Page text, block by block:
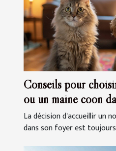
Conseils pour
ou un maine coon
familial
La décision d'accueillir un
dans son foyer est